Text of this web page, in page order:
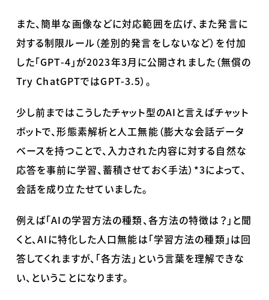
また、簡単な画像などに対応範囲を広げ、また発言に
対する制限ルール（差別的発言をしないなど）を付加
した「GPT-4 」が2023年3月に公開されました（無償の
Try ChatGPTではGPT-3.5）。
少し前まではこうしたチャット型のAIと言えばチャット
ボットで、形態素解析と人工無能（膨大な会話データ
ベースを持つことで、入力された内容に対する自然な
応答を事前に学習、蓄積させておく手法） *3によって、
会話を成り立たせていました。
例えば「AIの学習方法の種類、各方法の特徴は？」と聞
くと、AIに特化した人口無能は「学習方法の種類」は回
答してくれますが、「各方法」という言葉を理解できな
い、ということになります。